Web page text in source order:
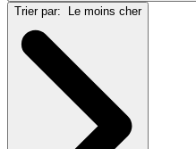
Trier par: Le moins cher